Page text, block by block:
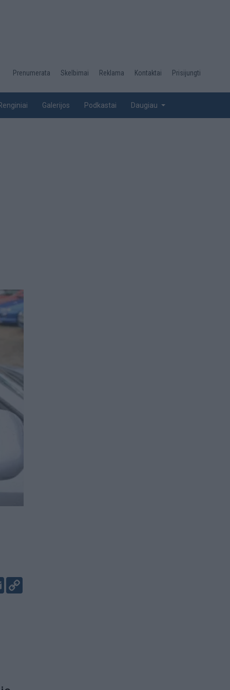
Desktop
top
Prenumerata Skelbimai Reklama Kontaktai Prisijungti
Galerijos Podkastai Daugiau
Email